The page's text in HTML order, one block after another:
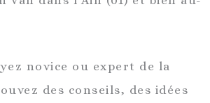
novice ou expert de la
des conseils, des idées